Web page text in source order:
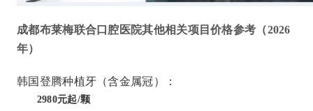
成都布莱梅联合口腔医院其他相关项目价格参考（2026
年）
韩国登腾种植牙（含金属冠）：
2980元起/颗